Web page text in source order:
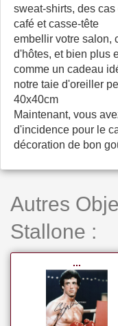
sweat-shirts, des
café et casse-tête
embellir votre salon,
d'hôtes, et bien plus
comme un cadeau
notre taie d'oreiller
40x40cm
Maintenant, vous
d'incidence pour le
décoration de bon
Autres
Stallone :
...